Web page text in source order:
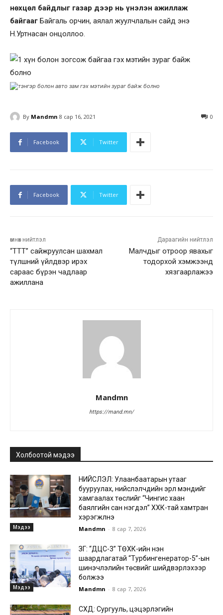
нөхцөл байдлыг газар дээр нь үнэлэн ажиллаж
байгааг Байгаль орчин, аялал жуулчлалын сайд энэ
Н.Уртнасан онцоллоо.
By Mandmn 8 сар 16, 2021 0
Facebook Twitter
Facebook Twitter
өмнөх нийтлэл
“ТТТ” сайжруулсан шахмал
түлшний үйлдвэр ирэх
сараас бүрэн чадлаар
ажиллана
Дараагийн нийтлэл
Малчдыг отроор явахыг
тодорхой хэмжээнд
хязгаарлажээ
Mandmn
https://mand.mn/
Холбоотой мэдээ
Мэдээ
НИЙСЛЭЛ: Улаанбаатарын утааг
бууруулах, нийслэлчүүдийн эрүүл мэндийг
хамгаалах төслийг “Чингис хаан
баялгийн сан нэгдэл” ХХК-тай хамтран
хэрэгжүүлнэ
Mandmn - 8 сар 7, 2026
Мэдээ
ЗГ: “ДЦС-3” ТӨХК-ийн нэн
шаардлагатай “Турбингенератор-5”-ын
шинэчлэлийн төсвийг шийдвэрлэхээр
болжээ
Mandmn - 8 сар 7, 2026
СХД: Сургууль, цэцэрлэгийн